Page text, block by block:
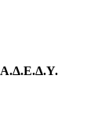
Α.Δ.Ε.Δ.Υ.